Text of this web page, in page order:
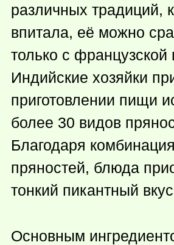
различных традиций,
впитала, её можно
только с французской
Индийские хозяйки
приготовлении пищи
более 30 видов
Благодаря
пряностей, блюда
тонкий пикантный
Основным